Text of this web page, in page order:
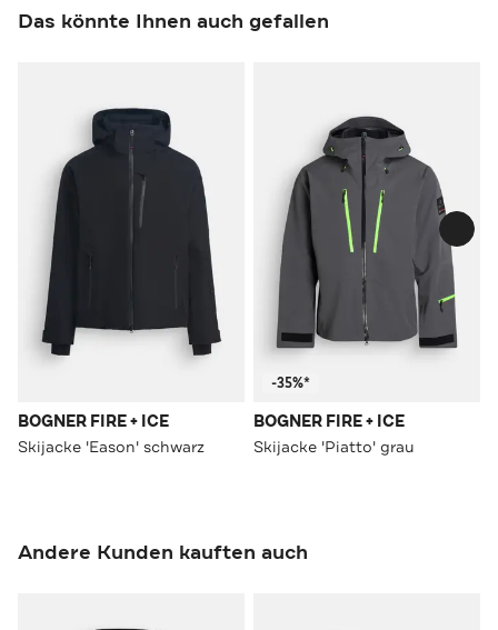
Das könnte Ihnen auch gefallen
BOGNER FIRE + ICE
Skijacke 'Eason' schwarz
-35%*
BOGNER FIRE + ICE
Skijacke 'Piatto' grau
Andere Kunden kauften auch